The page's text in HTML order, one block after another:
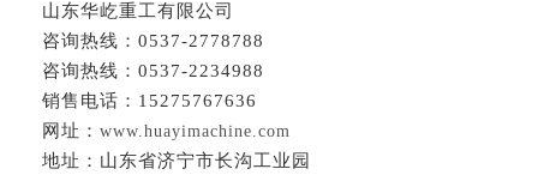
山东华屹重工有限公司
咨询热线：0537-2778788
咨询热线：0537-2234988
销售电话：15275767636
网址： www.huayimachine.com
地址：山东省济宁市长沟工业园